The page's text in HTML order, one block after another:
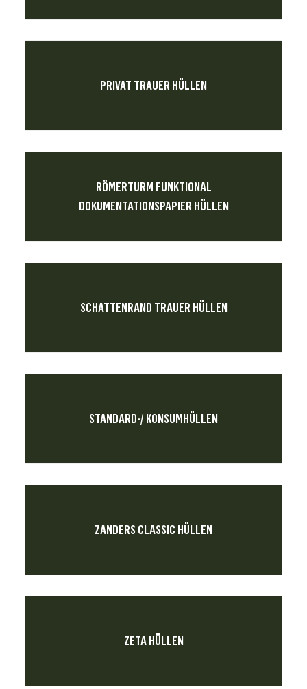
PRIVAT TRAUER HÜLLEN
RÖMERTURM FUNKTIONAL
DOKUMENTATIONSPAPIER HÜLLEN
SCHATTENRAND TRAUER HÜLLEN
STANDARD-/ KONSUMHÜLLEN
ZANDERS CLASSIC HÜLLEN
ZETA HÜLLEN